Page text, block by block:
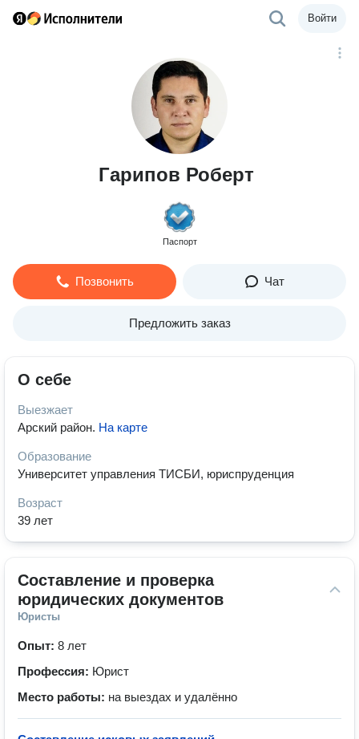
Войти
Гарипов Роберт
Паспорт
Позвонить Чат
Предложить заказ
О себе
Выезжает
Арский район. На карте
Образование
Университет управления ТИСБИ, юриспруденция
Возраст
39 лет
Составление и проверка
юридических документов
Юристы
Опыт: 8 лет
Профессия: Юрист
Место работы: на выездах и удалённо